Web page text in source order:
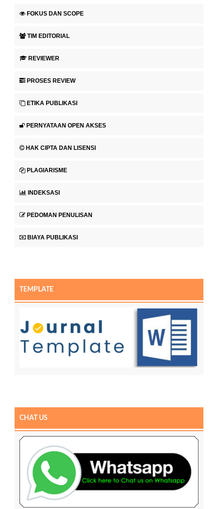
FOKUS DAN SCOPE
TIM EDITORIAL
REVIEWER
PROSES REVIEW
ETIKA PUBLIKASI
PERNYATAAN OPEN AKSES
HAK CIPTA DAN LISENSI
PLAGIARISME
INDEKSASI
PEDOMAN PENULISAN
BIAYA PUBLIKASI
TEMPLATE
CHAT US